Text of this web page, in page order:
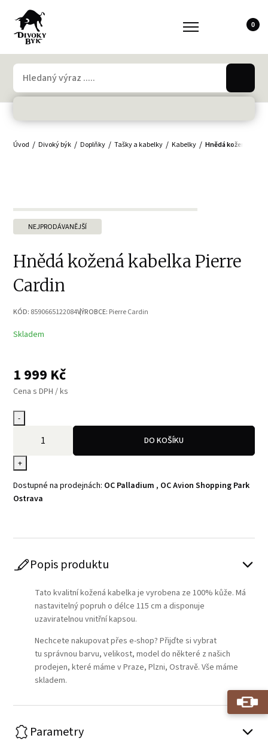
0
Úvod Divoký býk Doplňky Tašky a kabelky Kabelky Hnědá kožená
NEJPRODÁVANĚJŠÍ
Hnědá kožená kabelka Pierre
Cardin
KÓD: 8590665122084VÝROBCE: Pierre Cardin
Skladem
1 999 Kč
Cena s DPH / ks
-
+
DO KOŠÍKU
Dostupné na prodejnách: OC Palladium , OC Avion Shopping Park
Ostrava
Popis produktu
Tato kvalitní kožená kabelka je vyrobena ze 100% kůže. Má
nastavitelný popruh o délce 115 cm a disponuje
uzaviratelnou vnitřní kapsou.
Nechcete nakupovat přes e-shop? Přijďte si vybrat
tu správnou barvu, velikost, model do některé z našich
prodejen, které máme v Praze, Plzni, Ostravě. Vše máme
skladem.
Parametry